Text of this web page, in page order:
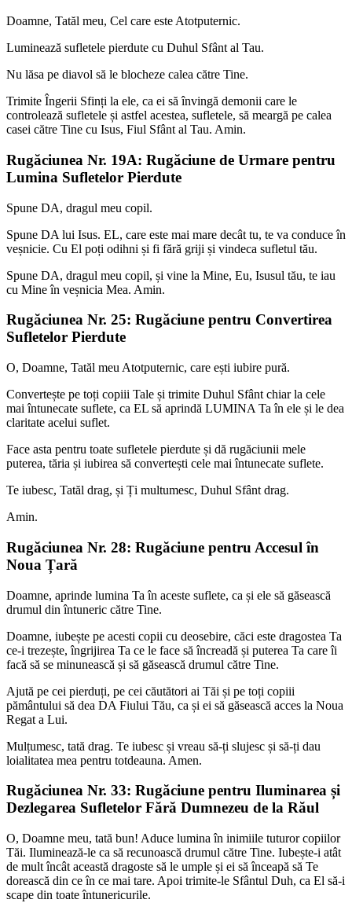
Doamne, Tatăl meu, Cel care este Atotputernic.
Luminează sufletele pierdute cu Duhul Sfânt al Tau.
Nu lăsa pe diavol să le blocheze calea către Tine.
Trimite Îngerii Sfinți la ele, ca ei să învingă demonii care le
controlează sufletele și astfel acestea, sufletele, să meargă pe calea
casei către Tine cu Isus, Fiul Sfânt al Tau. Amin.
Rugăciunea Nr. 19A: Rugăciune de Urmare pentru
Lumina Sufletelor Pierdute
Spune DA, dragul meu copil.
Spune DA lui Isus. EL, care este mai mare decât tu, te va conduce în
veșnicie. Cu El poți odihni și fi fără griji și vindeca sufletul tău.
Spune DA, dragul meu copil, și vine la Mine, Eu, Isusul tău, te iau
cu Mine în veșnicia Mea. Amin.
Rugăciunea Nr. 25: Rugăciune pentru Convertirea
Sufletelor Pierdute
O, Doamne, Tatăl meu Atotputernic, care ești iubire pură.
Convertește pe toți copiii Tale și trimite Duhul Sfânt chiar la cele
mai întunecate suflete, ca EL să aprindă LUMINA Ta în ele și le dea
claritate acelui suflet.
Face asta pentru toate sufletele pierdute și dă rugăciunii mele
puterea, tăria și iubirea să convertești cele mai întunecate suflete.
Te iubesc, Tatăl drag, și Ți multumesc, Duhul Sfânt drag.
Amin.
Rugăciunea Nr. 28: Rugăciune pentru Accesul în
Noua Țară
Doamne, aprinde lumina Ta în aceste suflete, ca și ele să găsească
drumul din întuneric către Tine.
Doamne, iubește pe acesti copii cu deosebire, căci este dragostea Ta
ce-i trezește, îngrijirea Ta ce le face să încreadă și puterea Ta care îi
facă să se minunească și să găsească drumul către Tine.
Ajută pe cei pierduți, pe cei căutători ai Tăi și pe toți copiii
pământului să dea DA Fiului Tău, ca și ei să găsească acces la Noua
Regat a Lui.
Mulțumesc, tată drag. Te iubesc și vreau să-ți slujesc și să-ți dau
loialitatea mea pentru totdeauna. Amen.
Rugăciunea Nr. 33: Rugăciune pentru Iluminarea și
Dezlegarea Sufletelor Fără Dumnezeu de la Răul
O, Doamne meu, tată bun! Aduce lumina în inimiile tuturor copiilor
Tăi. Iluminează-le ca să recunoască drumul către Tine. Iubește-i atât
de mult încât această dragoste să le umple și ei să înceapă să Te
dorească din ce în ce mai tare. Apoi trimite-le Sfântul Duh, ca El să-i
scape din toate întunericurile.